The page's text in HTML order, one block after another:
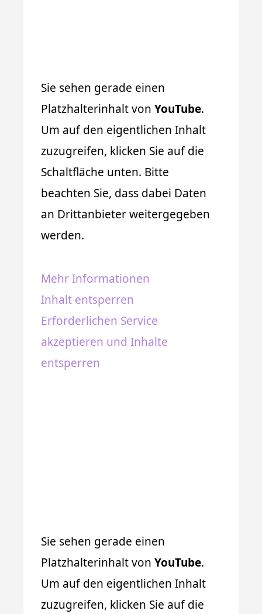
Sie sehen gerade einen
Platzhalterinhalt von YouTube.
Um auf den eigentlichen Inhalt
zuzugreifen, klicken Sie auf die
Schaltfläche unten. Bitte
beachten Sie, dass dabei Daten
an Drittanbieter weitergegeben
werden.
Mehr Informationen
Inhalt entsperren
Erforderlichen Service
akzeptieren und Inhalte
entsperren
Sie sehen gerade einen
Platzhalterinhalt von YouTube.
Um auf den eigentlichen Inhalt
zuzugreifen, klicken Sie auf die